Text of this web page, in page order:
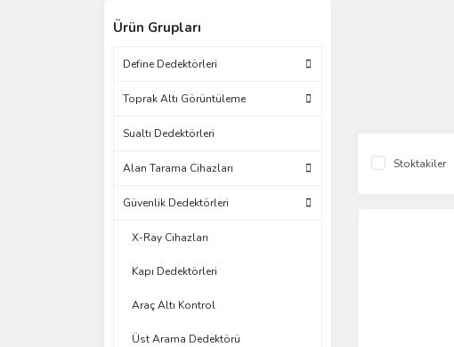
Ürün Grupları
Define Dedektörleri
Toprak Altı Görüntüleme
Sualtı Dedektörleri
Alan Tarama Cihazları
Güvenlik Dedektörleri
X-Ray Cihazları
Kapı Dedektörleri
Araç Altı Kontrol
Üst Arama Dedektörü
Stoktakiler